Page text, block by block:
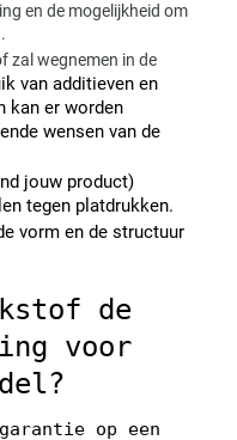
en de mogelijkheid om
zal wegnemen in de
van additieven en
kan er worden
wensen van de
jouw product)
tegen platdrukken.
vorm en de structuur
de
voor
op een